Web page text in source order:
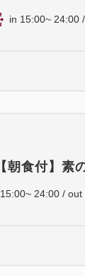
in 15:00~ 24:00
朝食付】素
24:00 / out